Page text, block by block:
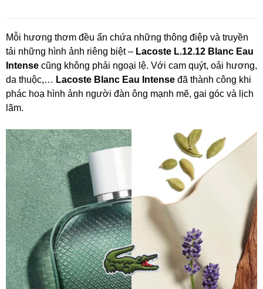
Mỗi hương thơm đều ẩn chứa những thông điệp và truyền
tải những hình ảnh riêng biệt – Lacoste L.12.12 Blanc Eau
Intense cũng không phải ngoại lệ. Với cam quýt, oải hương,
da thuộc,… Lacoste Blanc Eau Intense đã thành công khi
phác hoạ hình ảnh người đàn ông mạnh mẽ, gai góc và lịch
lãm.